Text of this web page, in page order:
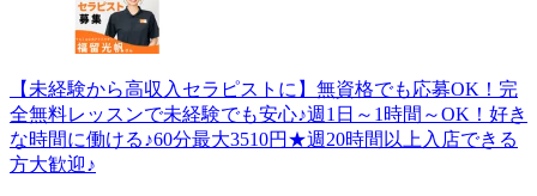
【未経験から高収入セラピストに】無資格でも応募OK！完
全無料レッスンで未経験でも安心♪週1日～1時間～OK！好き
な時間に働ける♪60分最大3510円★週20時間以上入店できる
方大歓迎♪